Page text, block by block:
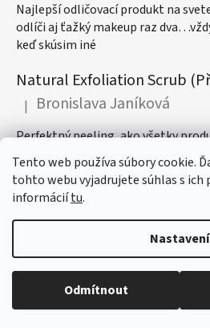
Tento web používa súbory cookie.
tohto webu vyjadrujete súhlas s ich
informáciítu.
Nastavení
Odmítnout
Najlepší odličovací produkt na
odlíči aj ťažký makeup raz
keď skúsim iné
Hodnocení produktu je 5 z 5
| Bronislava Janíková
Perfektný peeling, ako všetky
vône až po ich najdôležitejší
Registrácia affiliate partnera
Vytvořil
Copyright 2026DÉCAAR.